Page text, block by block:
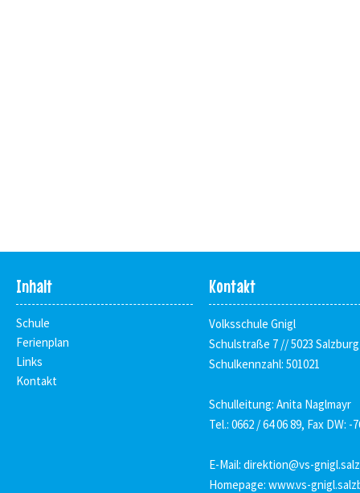
Inhalt
Schule
Ferienplan
Links
Kontakt
Kontakt
Volksschule Gnigl
Schulstraße 7 // 5023 Salzburg
Schulkennzahl: 501021
Schulleitung: Anita Naglmayr
Tel.: 0662 / 64 06 89, Fax DW: -
E-Mail: direktion@vs-
Homepage: www.vs-